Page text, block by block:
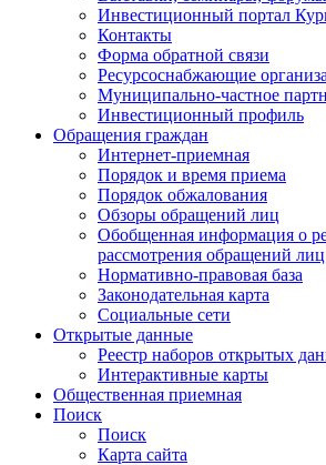
Инвестиционный портал
Контакты
Форма обратной связи
Ресурсоснабжающие
Муниципально-частное
Инвестиционный профиль
Обращения граждан
Интернет-приемная
Порядок и время приема
Порядок обжалования
Обзоры обращений лиц
Обобщенная информация о
рассмотрения обращений
Нормативно-правовая база
Законодательная карта
Социальные сети
Открытые данные
Реестр наборов открытых
Интерактивные карты
Общественная приемная
Поиск
Поиск
Карта сайта